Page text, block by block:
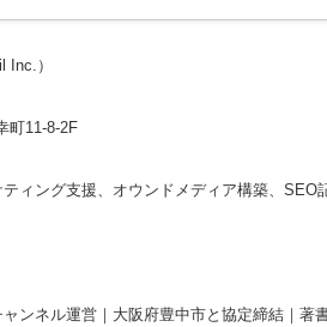
Inc.）
町11-8-2F
ィング支援、オウンドメディア構築、SEO
ンネル運営｜大阪府豊中市と協定締結｜著